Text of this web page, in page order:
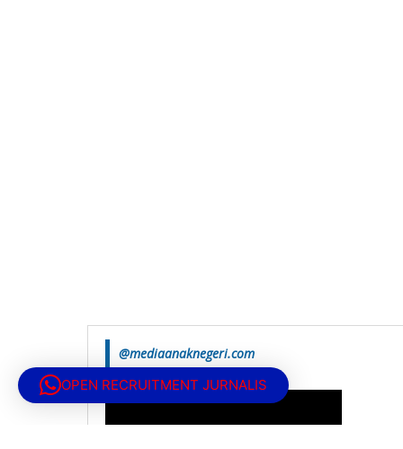
@mediaanaknegeri.com
OPEN RECRUITMENT JURNALIS